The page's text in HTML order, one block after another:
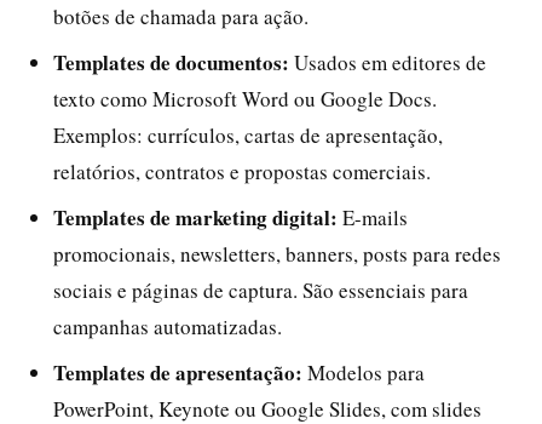
botões de chamada para ação.
Templates de documentos: Usados em editores de
texto como Microsoft Word ou Google Docs.
Exemplos: currículos, cartas de apresentação,
relatórios, contratos e propostas comerciais.
Templates de marketing digital: E-mails
promocionais, newsletters, banners, posts para redes
sociais e páginas de captura. São essenciais para
campanhas automatizadas.
Templates de apresentação: Modelos para
PowerPoint, Keynote ou Google Slides, com slides